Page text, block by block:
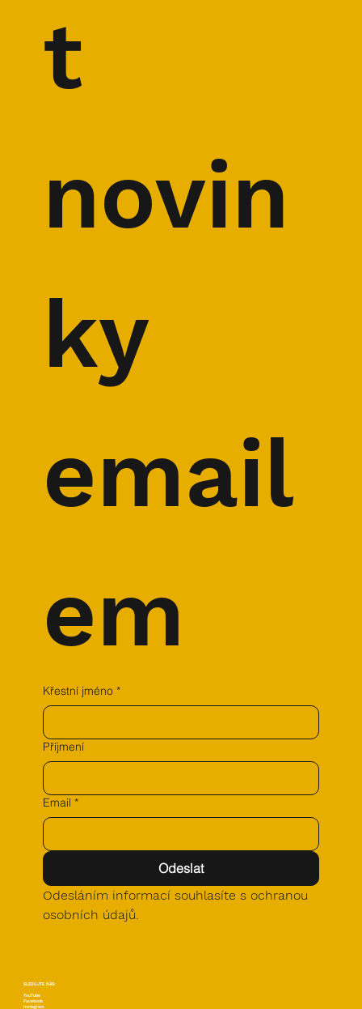
t
novin
ky
email
em
Křestní jméno *
Příjmení
Email *
Odeslat
Odesláním informací souhlasíte s ochranou
osobních údajů.
SLEDUJTE NÁS:
YouTube
Facebook
Instagram